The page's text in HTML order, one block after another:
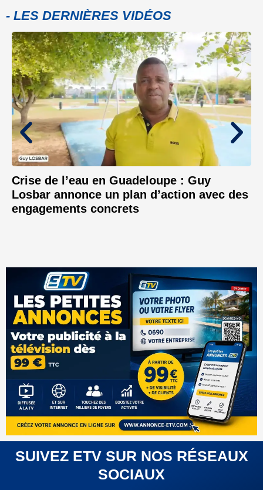
- LES DERNIÈRES VIDÉOS
Crise de l’eau en Guadeloupe : Guy
Losbar annonce un plan d’action avec des
engagements concrets
SUIVEZ ETV SUR NOS RÉSEAUX
SOCIAUX